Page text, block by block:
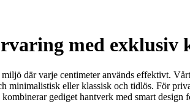
med exklusiv
där varje centimeter används effektivt.
eller klassisk och tidlös. För
gediget hantverk med smart design